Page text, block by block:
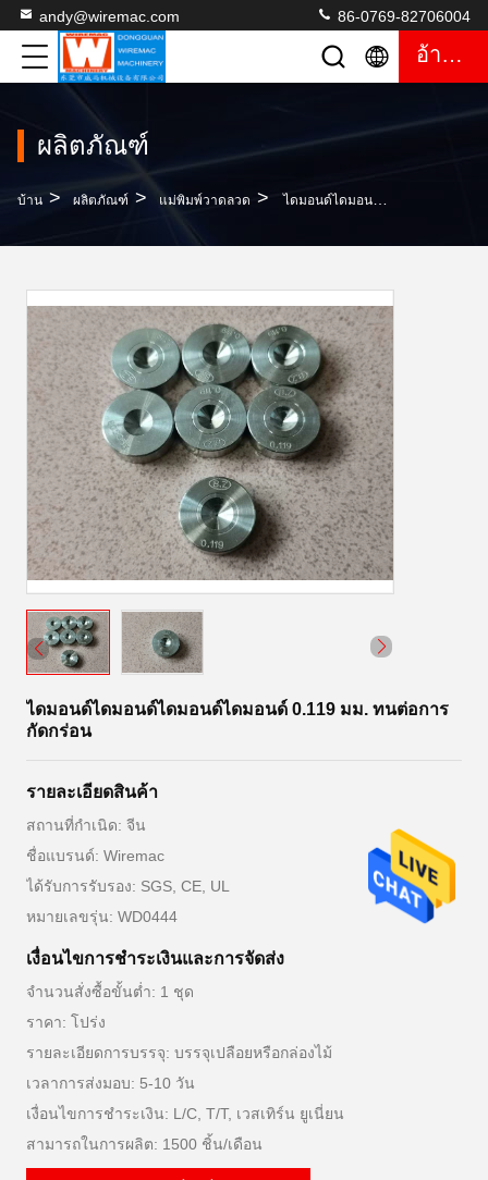
andy@wiremac.com 86-0769-82706004
อ้างอิง
ผลิตภัณฑ์
บ้าน > ผลิตภัณฑ์ > แม่พิมพ์วาดลวด > ไดมอนด์ไดมอนด์ไดมอนด์ไดมอนด์ 0.119 มม. ทนต่อการกัดกร่อน
ไดมอนด์ไดมอนด์ไดมอนด์ไดมอนด์ 0.119 มม. ทนต่อการ
กัดกร่อน
รายละเอียดสินค้า
สถานที่กำเนิด: จีน
ชื่อแบรนด์: Wiremac
ได้รับการรับรอง: SGS, CE, UL
หมายเลขรุ่น: WD0444
เงื่อนไขการชําระเงินและการจัดส่ง
จำนวนสั่งซื้อขั้นต่ำ: 1 ชุด
ราคา: โปร่ง
รายละเอียดการบรรจุ: บรรจุเปลือยหรือกล่องไม้
เวลาการส่งมอบ: 5-10 วัน
เงื่อนไขการชำระเงิน: L/C, T/T, เวสเทิร์น ยูเนี่ยน
สามารถในการผลิต: 1500 ชิ้น/เดือน